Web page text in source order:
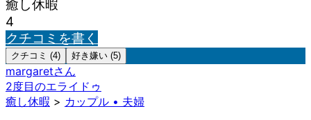
癒し休暇
4
クチコミを書く
クチコミ (4) 好き嫌い (5)
margaretさん
2度目のエライドゥ
癒し休暇 > カップル • 夫婦